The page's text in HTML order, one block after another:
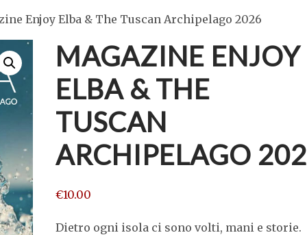
Enjoy Elba & The Tuscan Archipelago 2026
MAGAZINE ENJOY
ELBA & THE
TUSCAN
ARCHIPELAGO
€10.00
Dietro ogni isola ci sono volti, mani e storie.